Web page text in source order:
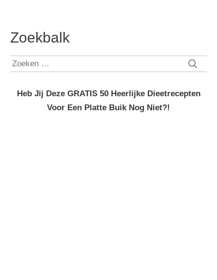
Zoekbalk
Zoeken
Heb Jij Deze GRATIS 50 Heerlijke Dieetrecepten
Voor Een Platte Buik Nog Niet?!